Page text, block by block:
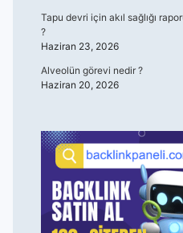
Tapu devri için akıl sağlığı
?
Haziran 23, 2026
Alveolün görevi nedir ?
Haziran 20, 2026